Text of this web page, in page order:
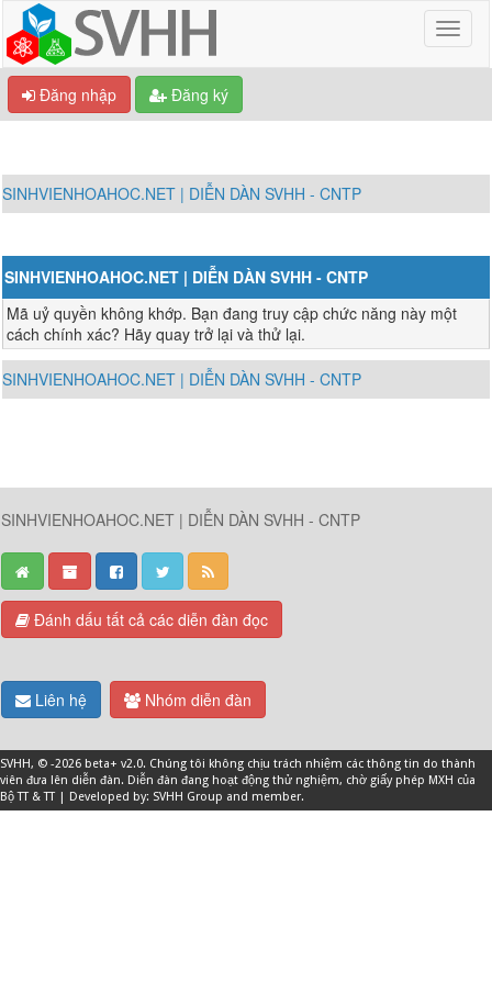
Đăng nhập Đăng ký
SINHVIENHOAHOC.NET | DIỄN DÀN SVHH - CNTP
SINHVIENHOAHOC.NET | DIỄN DÀN SVHH - CNTP
Mã uỷ quyền không khớp. Bạn đang truy cập chức năng này một
cách chính xác? Hãy quay trở lại và thử lại.
SINHVIENHOAHOC.NET | DIỄN DÀN SVHH - CNTP
SINHVIENHOAHOC.NET | DIỄN DÀN SVHH - CNTP
Đánh dấu tất cả các diễn đàn đọc
Liên hệ Nhóm diễn đàn
SVHH, © -2026 beta+ v2.0. Chúng tôi không chịu trách nhiệm các thông tin do thành
viên đưa lên diễn đàn. Diễn đàn đang hoạt động thử nghiệm, chờ giấy phép MXH của
Bộ TT & TT | Developed by: SVHH Group and member.